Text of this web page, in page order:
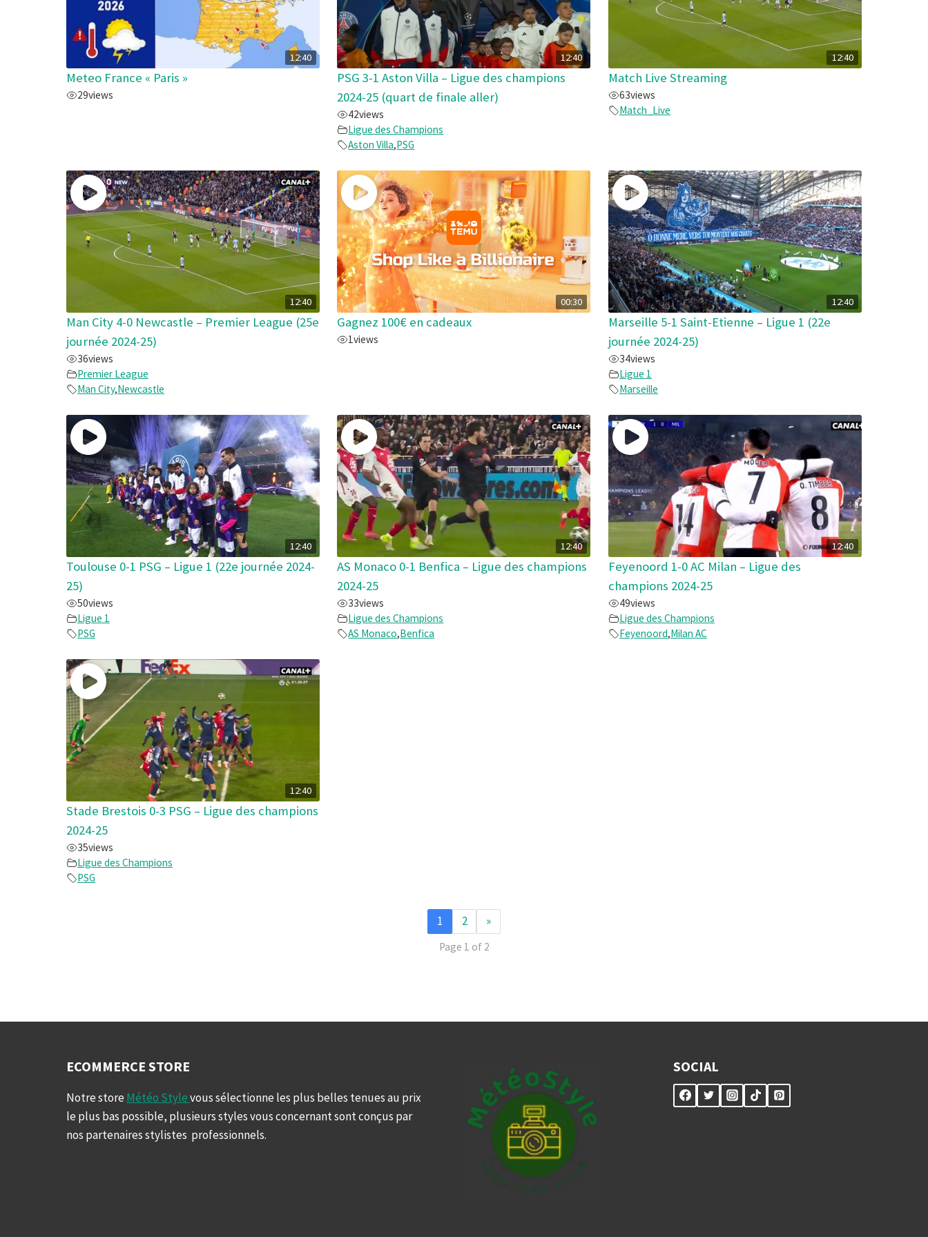
12:40
Meteo France « Paris »
29views
12:40
PSG 3-1 Aston Villa – Ligue des champions
2024-25 (quart de finale aller)
42views
Ligue des Champions
Aston Villa,PSG
12:40
Match Live Streaming
63views
Match_Live
12:40
Man City 4-0 Newcastle – Premier League (25e
journée 2024-25)
36views
Premier League
Man City,Newcastle
00:30
Gagnez 100€ en cadeaux
1views
12:40
Marseille 5-1 Saint-Etienne – Ligue 1 (22e
journée 2024-25)
34views
Ligue 1
Marseille
12:40
Toulouse 0-1 PSG – Ligue 1 (22e journée 2024-
25)
50views
Ligue 1
PSG
12:40
AS Monaco 0-1 Benfica – Ligue des champions
2024-25
33views
Ligue des Champions
AS Monaco,Benfica
12:40
Feyenoord 1-0 AC Milan – Ligue des
champions 2024-25
49views
Ligue des Champions
Feyenoord,Milan AC
12:40
Stade Brestois 0-3 PSG – Ligue des champions
2024-25
35views
Ligue des Champions
PSG
1 2 »
Page 1 of 2
ECOMMERCE STORE
Notre store Météo Stylevous sélectionne les plus belles tenues au prix
le plus bas possible, plusieurs styles vous concernant sont conçus par
nos partenaires stylistes professionnels.
SOCIAL